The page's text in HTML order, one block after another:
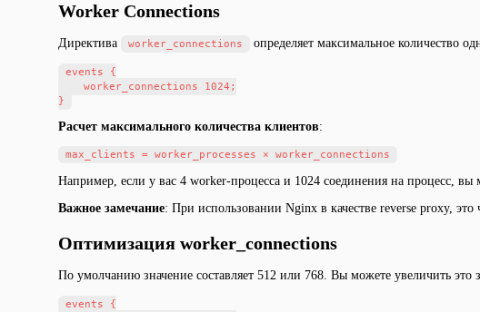
Worker Connections
Директива worker_connections определяет максимальное количество
events {
    worker_connections 1024;
Расчет максимального количества клиентов:
max_clients = worker_processes × worker_connections
Например, если у вас 4 worker-процесса и 1024 соединения на процесс,
Важное замечание: При использовании Nginx в качестве reverse proxy,
Оптимизация worker_connections
По умолчанию значение составляет 512 или 768. Вы можете увеличить это
events {